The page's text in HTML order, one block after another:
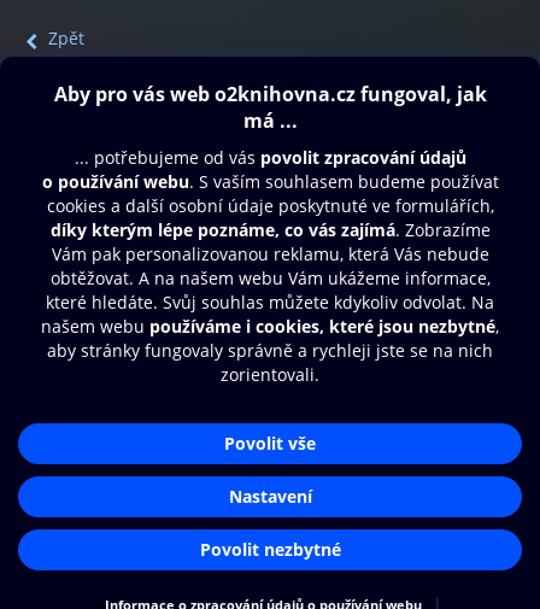
Zpět
Obsah ke stažení
Moje O2 Knihovna
Další zábava
© O2 Czech Republic a.s.
Přístupnost
Zásady zpracování osobních údajů
Nastavení cookies
Aplikace O2 Knihovna
Čti a poslouchej své e-knihy a
audioknihy rychleji a pohodlněji.